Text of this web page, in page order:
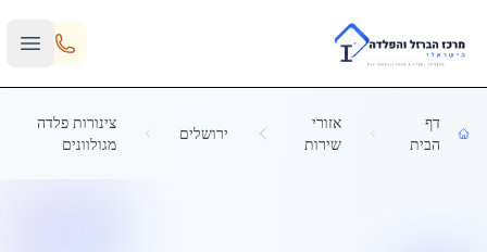
Skip to main content
דף
הבית
אזורי
שירות
ירושלים
צינורות פלדה
מגולוונים